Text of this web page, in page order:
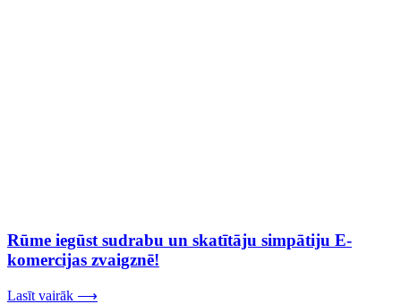
Rūme iegūst sudrabu un skatītāju simpātiju E-
komercijas zvaigznē!
Lasīt vairāk ⟶